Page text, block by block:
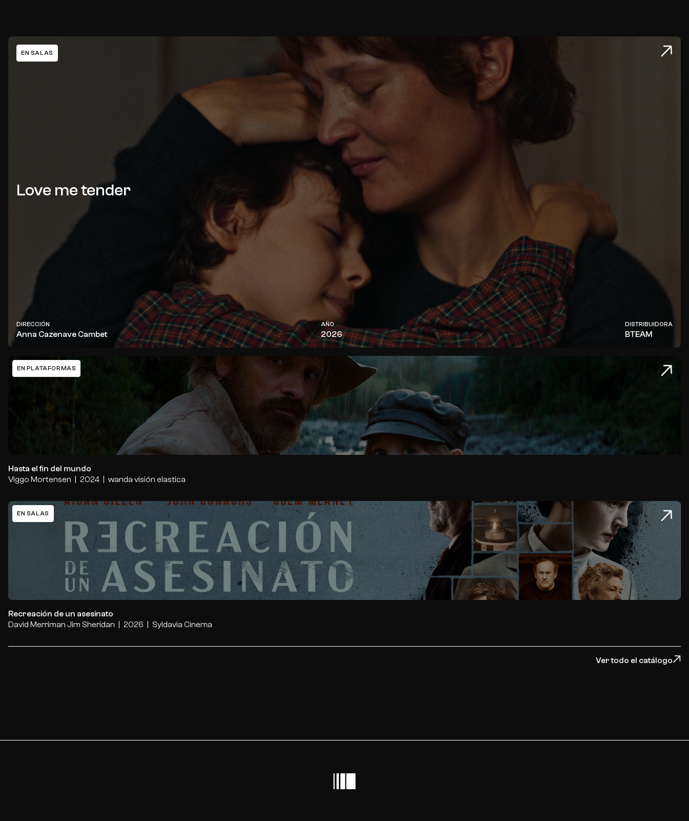
EN SALAS
Love me tender
DIRECCIÓN
Anna Cazenave Cambet
AÑO
2026
DISTRIBUIDORA
BTEAM
EN PLATAFORMAS
Hasta el fin del mundo
Hasta el fin del mundo
Viggo Mortensen
2024 wanda visión elastica
EN SALAS
Recreación de un asesinato
Recreación de un asesinato
David Merriman Jim Sheridan 2026 Syldavia Cinema
Ver todo el catálogo